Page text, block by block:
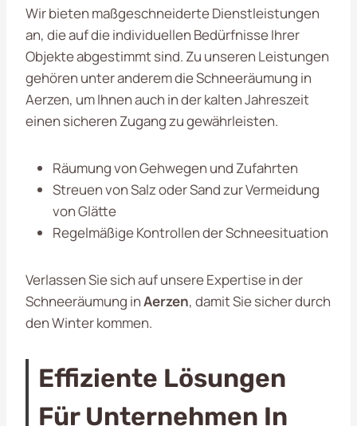
Wir bieten maßgeschneiderte Dienstleistungen
an, die auf die individuellen Bedürfnisse Ihrer
Objekte abgestimmt sind. Zu unseren Leistungen
gehören unter anderem die Schneeräumung in
Aerzen, um Ihnen auch in der kalten Jahreszeit
einen sicheren Zugang zu gewährleisten.
Räumung von Gehwegen und Zufahrten
Streuen von Salz oder Sand zur Vermeidung
von Glätte
Regelmäßige Kontrollen der Schneesituation
Verlassen Sie sich auf unsere Expertise in der
Schneeräumung inAerzen, damit Sie sicher durch
den Winter kommen.
Effiziente Lösungen
Für Unternehmen In